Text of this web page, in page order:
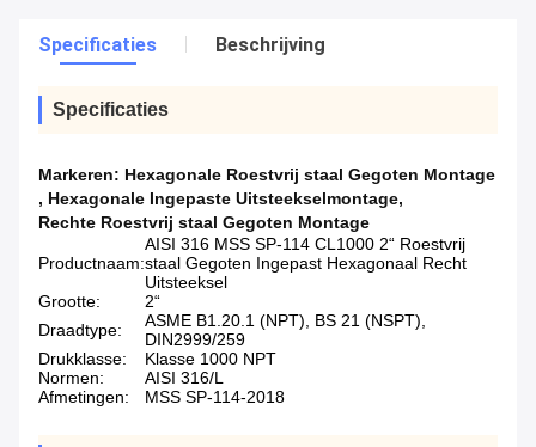
Specificaties Beschrijving
Specificaties
Markeren: Hexagonale Roestvrij staal Gegoten Montage
, Hexagonale Ingepaste Uitsteekselmontage,
Rechte Roestvrij staal Gegoten Montage
Productnaam:
AISI 316 MSS SP-114 CL1000 2“ Roestvrij
staal Gegoten Ingepast Hexagonaal Recht
Uitsteeksel
Grootte:
2“
Draadtype:
ASME B1.20.1 (NPT), BS 21 (NSPT),
DIN2999/259
Drukklasse:
Klasse 1000 NPT
Normen:
AISI 316/L
Afmetingen:
MSS SP-114-2018